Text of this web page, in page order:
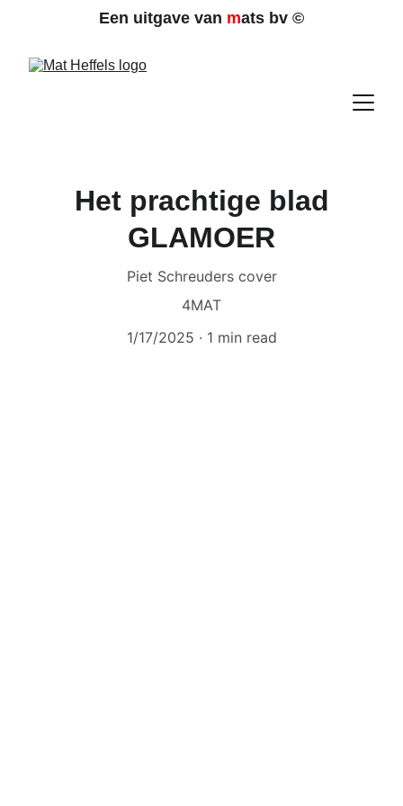
Een uitgave van mats bv ©
Het prachtige blad
GLAMOER
Piet Schreuders cover
4MAT
1/17/2025
1 min read